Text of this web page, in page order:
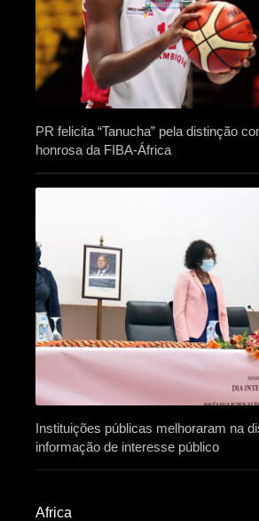
PR felicita “Tanucha” pela distinção
honrosa da FIBA-África
Instituições públicas melhoraram na
informação de interesse público
Africa​